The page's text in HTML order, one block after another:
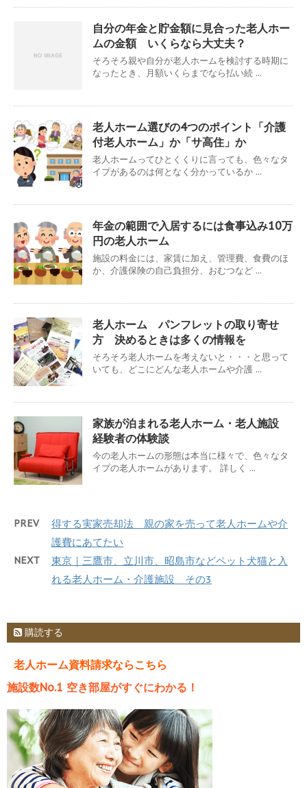
自分の年金と貯金額に見合った老人ホー
ムの金額 いくらなら大丈夫？
そろそろ親や自分が老人ホームを検討する時期に
なったとき、月額いくらまでなら払い続 ...
老人ホーム選びの4つのポイント「介護
付老人ホーム」か「サ高住」か
老人ホームってひとくくりに言っても、色々なタ
イプがあるのは何となく分かっているか ...
年金の範囲で入居するには食事込み10万
円の老人ホーム
施設の料金には、家賃に加え、管理費、食費のほ
か、介護保険の自己負担分、おむつなど ...
老人ホーム パンフレットの取り寄せ
方 決めるときは多くの情報を
そろそろ老人ホームを考えないと・・・と思って
いても、どこにどんな老人ホームや介護 ...
家族が泊まれる老人ホーム・老人施設
経験者の体験談
今の老人ホームの形態は本当に様々で、色々なタ
イプの老人ホームがあります。 詳しく ...
PREV
得する実家売却法 親の家を売って老人ホームや介
護費にあてたい
NEXT
東京｜三鷹市、立川市、昭島市などペット犬猫と入
れる老人ホーム・介護施設 その3
購読する
老人ホーム資料請求ならこちら
施設数No.1 空き部屋がすぐにわかる！